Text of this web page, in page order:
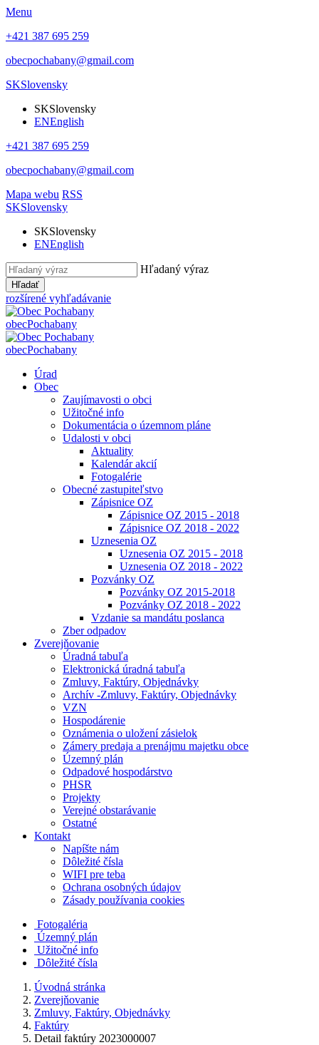
Menu
+421 387 695 259
obecpochabany@gmail.com
SKSlovensky
SKSlovensky
ENEnglish
+421 387 695 259
obecpochabany@gmail.com
Mapa webu RSS
SKSlovensky
SKSlovensky
ENEnglish
Hľadaný výraz
Hľadať
rozšírené vyhľadávanie
obecPochabany
obecPochabany
Úrad
Obec
Zaujímavosti o obci
Užitočné info
Dokumentácia o územnom pláne
Udalosti v obci
Aktuality
Kalendár akcií
Fotogalérie
Obecné zastupiteľstvo
Zápisnice OZ
Zápisnice OZ 2015 - 2018
Zápisnice OZ 2018 - 2022
Uznesenia OZ
Uznesenia OZ 2015 - 2018
Uznesenia OZ 2018 - 2022
Pozvánky OZ
Pozvánky OZ 2015-2018
Pozvánky OZ 2018 - 2022
Vzdanie sa mandátu poslanca
Zber odpadov
Zverejňovanie
Úradná tabuľa
Elektronická úradná tabuľa
Zmluvy, Faktúry, Objednávky
Archív -Zmluvy, Faktúry, Objednávky
VZN
Hospodárenie
Oznámenia o uložení zásielok
Zámery predaja a prenájmu majetku obce
Územný plán
Odpadové hospodárstvo
PHSR
Projekty
Verejné obstarávanie
Ostatné
Kontakt
Napíšte nám
Dôležité čísla
WIFI pre teba
Ochrana osobných údajov
Zásady používania cookies
Fotogaléria
Územný plán
Užitočné info
Dôležité čísla
Úvodná stránka
Zverejňovanie
Zmluvy, Faktúry, Objednávky
Faktúry
Detail faktúry 2023000007